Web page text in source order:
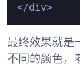
</div>
最终效果就是
不同的颜色，